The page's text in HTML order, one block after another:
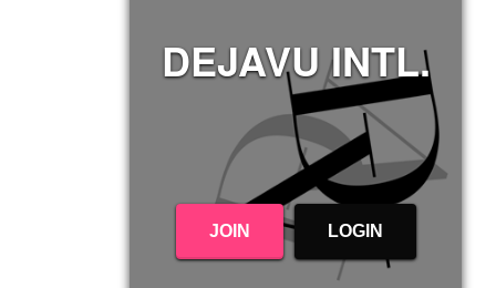
DEJAVU INTL.
JOIN LOGIN